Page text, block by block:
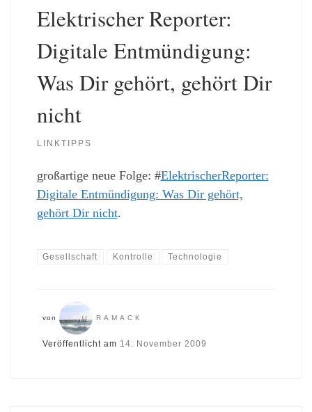
Elektrischer Reporter:
Digitale Entmündigung:
Was Dir gehört, gehört Dir
nicht
LINKTIPPS
großartige neue Folge: #ElektrischerReporter:
Digitale Entmündigung: Was Dir gehört,
gehört Dir nicht.
Gesellschaft Kontrolle Technologie
von RAMACK
Veröffentlicht am 14. November 2009